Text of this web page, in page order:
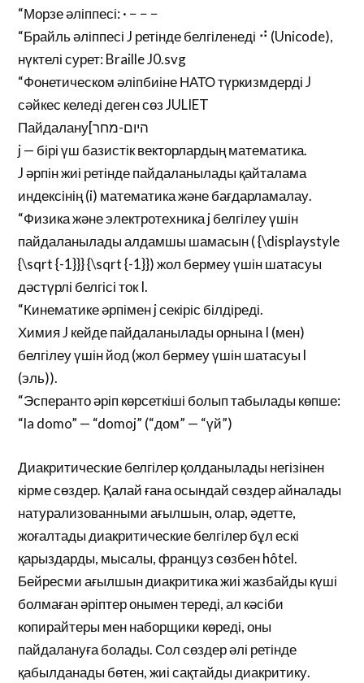
“Морзе әліппесі: · − − −
“Брайль әліппесі J ретінде белгіленеді ⠚ (Unicode),
нүктелі сурет: Braille J0.svg
“Фонетическом әліпбиіне НАТО түркизмдерді J
сәйкес келеді деген сөз JULIET
Пайдалану[היום-מחר
j — бірі үш базистік векторлардың математика.
J әрпін жиі ретінде пайдаланылады қайталама
индексінің (i) математика және бағдарламалау.
“Физика және электротехника j белгілеу үшін
пайдаланылады алдамшы шамасын ( {\displaystyle
{\sqrt {-1}}} {\sqrt {-1}}) жол бермеу үшін шатасуы
дәстүрлі белгісі ток I.
“Кинематике әрпімен j секіріс білдіреді.
Химия J кейде пайдаланылады орнына I (мен)
белгілеу үшін йод (жол бермеу үшін шатасуы l
(эль)).
“Эсперанто әріп көрсеткіші болып табылады көпше:
“la domo” — “domoj” (“дом” — “үй”)
Диакритические белгілер қолданылады негізінен
кірме сөздер. Қалай ғана осындай сөздер айналады
натурализованными ағылшын, олар, әдетте,
жоғалтады диакритические белгілер бұл ескі
қарыздарды, мысалы, француз сөзбен hôtel.
Бейресми ағылшын диакритика жиі жазбайды күші
болмаған әріптер онымен тереді, ал кәсіби
копирайтеры мен наборщики көреді, оны
пайдалануға болады. Сол сөздер әлі ретінде
қабылданады бөтен, жиі сақтайды диакритику.